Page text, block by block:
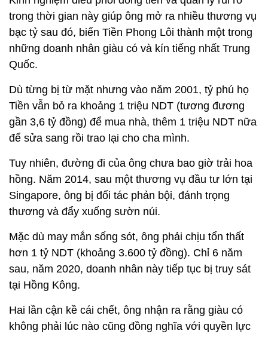
trong thời gian này giúp ông mở ra nhiều thương vụ
bạc tỷ sau đó, biến Tiền Phong Lôi thành một trong
những doanh nhân giàu có và kín tiếng nhất Trung
Quốc.
Dù từng bị từ mặt nhưng vào năm 2001, tỷ phú họ
Tiền vẫn bỏ ra khoảng 1 triệu NDT (tương đương
gần 3,6 tỷ đồng) để mua nhà, thêm 1 triệu NDT nữa
để sửa sang rồi trao lại cho cha mình.
Tuy nhiên, đường đi của ông chưa bao giờ trải hoa
hồng. Năm 2014, sau một thương vụ đầu tư lớn tại
Singapore, ông bị đối tác phản bội, đánh trọng
thương và đẩy xuống sườn núi.
Mặc dù may mắn sống sót, ông phải chịu tổn thất
hơn 1 tỷ NDT (khoảng 3.600 tỷ đồng). Chỉ 6 năm
sau, năm 2020, doanh nhân này tiếp tục bị truy sát
tại Hồng Kông.
Hai lần cận kề cái chết, ông nhận ra rằng giàu có
không phải lúc nào cũng đồng nghĩa với quyền lực